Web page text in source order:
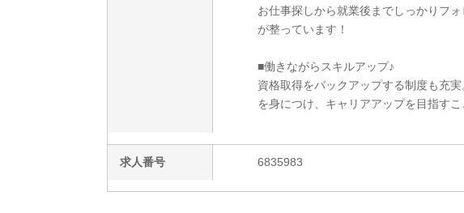
お仕事探しから就業後までしっかりフ
が整っています！
■働きながらスキルアップ♪
資格取得をバックアップする制度も充
を身につけ、キャリアアップを目指すこ
求人番号 6835983